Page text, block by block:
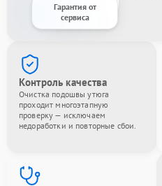
Гарантия от
сервиса
Контроль качества
Очистка подошвы утюга
проходит многоэтапную
проверку — исключаем
недоработки и повторные сбои.